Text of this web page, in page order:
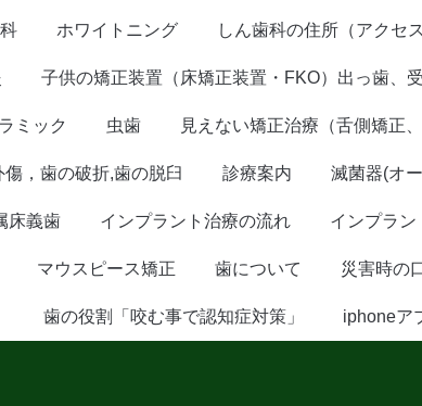
ホワイトニング しん歯科の住所（アクセス
子供の矯正装置（床矯正装置・FKO）出っ歯、
ミック 虫歯 見えない矯正治療（舌側矯正
，歯の破折,歯の脱臼 診療案内 滅菌器(オ
床義歯 インプラント治療の流れ インプラン
マウスピース矯正 歯について 災害時の
歯の役割「咬む事で認知症対策」 iphoneア